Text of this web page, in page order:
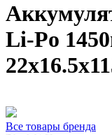
Li-Po
Все товары бренда